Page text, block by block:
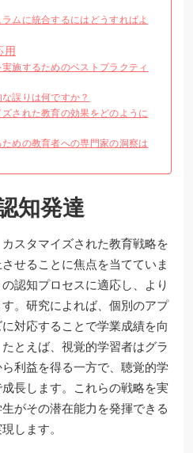
ムに統合するにはどうすればよ
用
施するためのベストプラクティ
誤りは何ですか？
された教育の効果をどのように
めの教育者への専門家の洞察は
知発達
スタマイズされた教育戦略を
せることに焦点を当てていま
認知プロセスに適応し、より
。研究によれば、個別のアプ
対応することで学業成績を向
とえば、視覚的学習者はグラ
利益を得る一方で、聴覚的学
長します。これらの戦略を実
がその潜在能力を発揮できる
します。